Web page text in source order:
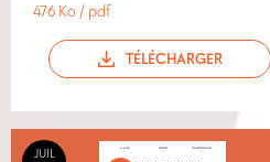
476 Ko / pdf
TÉLÉCHARGER
JUIL